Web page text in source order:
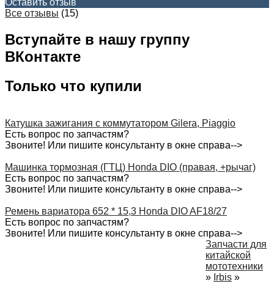
Оставить отзыв
Все отзывы (15)
Вступайте в нашу группу
ВКонтакте
Только что купили
Катушка зажигания с коммутатором Gilera, Piaggio
Есть вопрос по запчастям?
Звоните! Или пишите консультанту в окне справа-->
Машинка тормозная (ГТЦ) Honda DIO (правая, +рычаг)
Есть вопрос по запчастям?
Звоните! Или пишите консультанту в окне справа-->
Ремень вариатора 652 * 15,3 Honda DIO AF18/27
Есть вопрос по запчастям?
Звоните! Или пишите консультанту в окне справа-->
Запчасти для
китайской
мототехники
» Irbis »